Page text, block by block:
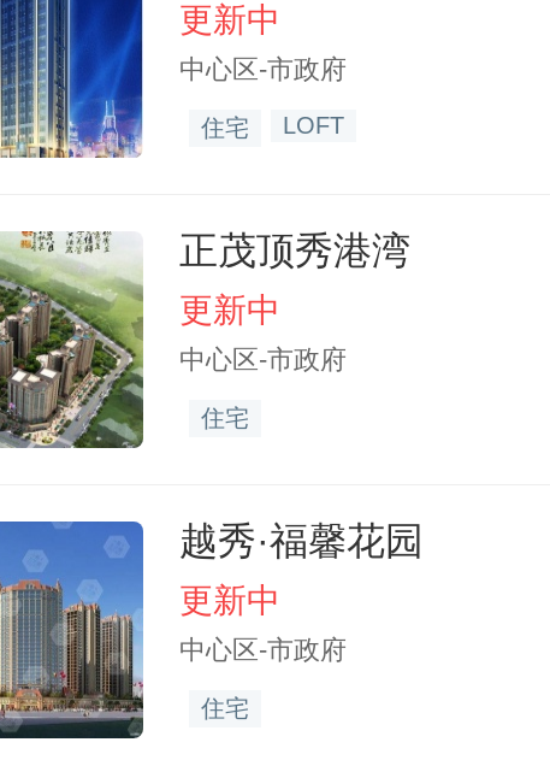
更新中
中心区-市政府
住宅 LOFT
正茂顶秀港湾
更新中
中心区-市政府
住宅
越秀·福馨花园
更新中
中心区-市政府
住宅